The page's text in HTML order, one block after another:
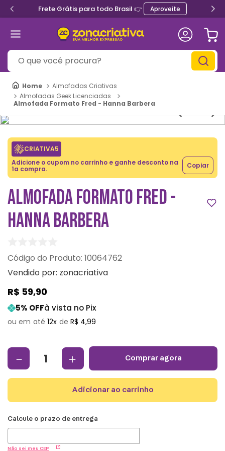
Frete Grátis para todo Brasil 👉 Aproveite
O que você procura?
Almofadas Criativas
Almofadas Geek Licenciadas
Almofada Formato Fred - Hanna Barbera
CRIATIVA5
Adicione o cupom no carrinho e ganhe desconto na
1a compra. Copiar
ALMOFADA FORMATO FRED -
HANNA BARBERA
: 10064762
Vendido por: zonacriativa
R$ 59,90
5% OFFà vista no Pix
12 R$ 4,99
＋
－ comprar agora
adicionar ao carrinho
Não sei meu CEP